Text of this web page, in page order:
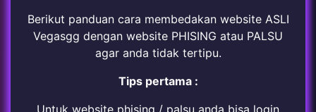
Berikut panduan cara membedakan website ASLI
Vegasgg dengan website PHISING atau PALSU
agar anda tidak tertipu.
Tips pertama :
Untuk website phising / palsu anda bisa login